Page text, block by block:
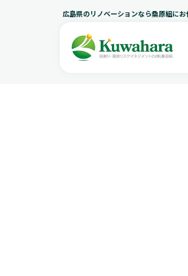
広島県のリノベーションなら桑原組にお